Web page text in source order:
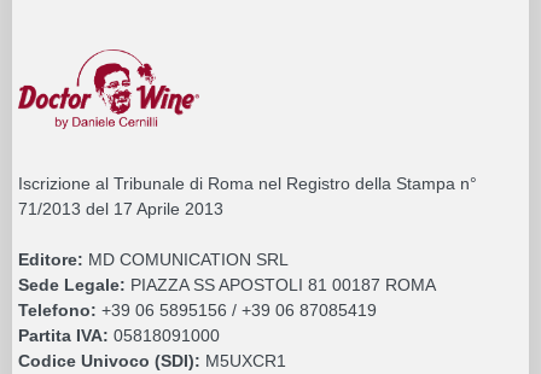
Iscrizione al Tribunale di Roma nel Registro della Stampa n°
71/2013 del 17 Aprile 2013
Editore: MD COMUNICATION SRL
Sede Legale: PIAZZA SS APOSTOLI 81 00187 ROMA
Telefono: +39 06 5895156 / +39 06 87085419
Partita IVA: 05818091000
Codice Univoco (SDI): M5UXCR1